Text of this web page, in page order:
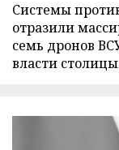
Cистемы
отразили
семь дронов
власти